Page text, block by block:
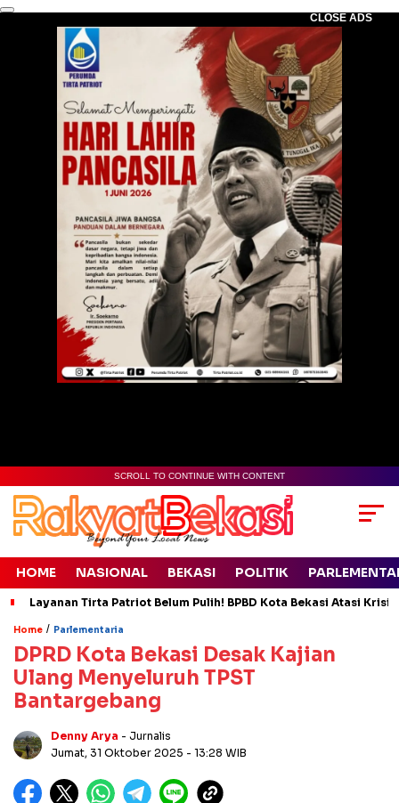
CLOSE ADS
SCROLL TO CONTINUE WITH CONTENT
HOME NASIONAL BEKASI POLITIK
Layanan Tirta Patriot Belum Pulih! BPBD Kota Bekasi Atasi
Home / Parlementaria
DPRD Kota Bekasi Desak Kajian
Ulang Menyeluruh TPST
Bantargebang
Denny Arya - Jurnalis
Jumat, 31 Oktober 2025 - 13:28 WIB